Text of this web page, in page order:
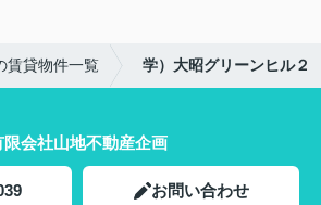
賃貸物件一覧 学）大昭グリーンヒル２
限会社山地不動産企画
お問い合わせ